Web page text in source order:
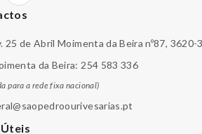
25 de Abril Moimenta da Beira nº87, 3620-
da Beira: 254 583 336
para a rede fixa nacional)